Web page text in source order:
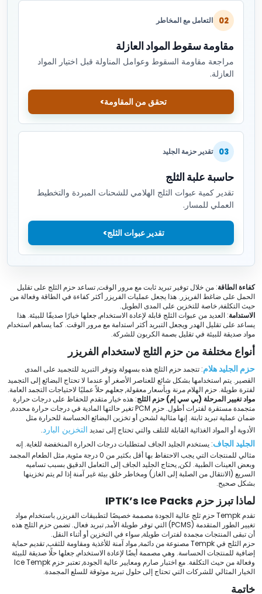
02 التعامل مع المخاطر
مقاومة سقوط المواد العازلة
مراجعة مقاومة السقوط وعوامل المناولة قبل اختيار المواد
العازلة.
تحقق من المقاومة
03 تقدير حزمة الجليد
حاسبة علبة الثلج
تقدير كمية عبوات الثلج الهلامي للشحنات المبردة والتخطيط
العملي للمسار.
تقدير عبوات الثلج
كفاءة الطاقة: من خلال توفير تبريد ثابت مع مرور الوقت, تساعد حزم الثلج على تقليل
الحمل على ضاغط الفريزر. هذا يجعل عمليات الفريزر أكثر كفاءة في الطاقة وفعالة من
حيث التكلفة, خاصة للتخزين على المدى الطويل.
الاستدامة: العديد من عبوات الثلج قابلة لإعادة الاستخدام, جعلها خيارًا صديقًا للبيئة. هذا
يساعد على تقليل الهدر ويجعل التبريد أكثر استدامة مع مرور الوقت. كما يساهم استخدام
مواد صديقة للبيئة في تقليل بصمة الكربون للشركة.
أنواع مختلفة من حزم الثلج لاستخدام الفريزر
حزم الجليد هلام: تتجمد حزم الثلج هذه بسهولة وتوفر التبريد للتجميد على المدى
القصير. يتم استخدامها بشكل شائع للعناصر الأصغر أو عندما لا تحتاج البضائع إلى التجميد
لفترة طويلة. حزم الهلام مرنة وبأسعار معقولة, جعلهم حلاً عمليًا لاحتياجات التجمد العامة.
مواد تغيير المرحلة (بي سي إم) حزم الثلج: هذه خيار متقدم للحفاظ على درجات حرارة
متجمدة مستقرة لفترات أطول. حزم PCM تغير حالتها المادية في درجات حرارة محددة,
ضمان عملية تبريد ثابتة. إنها مثالية لشحن أو تخزين البضائع الحساسة للحرارة مثل
الأدوية أو المواد الغذائية القابلة للتلف والتي تحتاج إلى تمديد التخزين البارد.
الجليد الجاف: يستخدم الجليد الجاف لمتطلبات درجات الحرارة المنخفضة للغاية. إنه
مثالي للمنتجات التي يجب الاحتفاظ بها أقل بكثير من 0 درجة مئوية, مثل الطعام المجمد
وبعض العينات الطبية. لكن, يحتاج الجليد الجاف إلى التعامل الدقيق بسبب تساميه
السريع (الانتقال من الصلبة إلى الغاز) ومخاطر خلق بيئة غير آمنة إذا لم يتم تخزينها
بشكل صحيح.
لماذا تبرز حزم IPTK’s Ice Packs
تقدم Tempk حزم ثلج عالية الجودة مصممة خصيصًا لتطبيقات الفريزر, باستخدام مواد
تغيير الطور المتقدمة (PCMS) التي توفر طويلة الأمد, تبريد فعال. تضمن حزم الثلج هذه
أن تبقى المنتجات مجمدة لفترات طويلة, سواء في التخزين أو أثناء النقل.
حزم الثلج في Tempk مصنوعة من دائمة, مواد آمنة للأغذية ومقاومة للثقب, تقديم حماية
إضافية للمنتجات الحساسة. وهي مصممة أيضًا لإعادة الاستخدام, جعلها حلًا صديقة للبيئة
وفعالة من حيث التكلفة. مع اختبار صارم ومعايير عالية الجودة, تعتبر حزم Ice Tempk
الخيار المثالي للشركات التي تحتاج إلى حلول تبريد موثوقة للسلع المجمدة.
خاتمة